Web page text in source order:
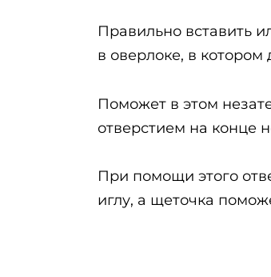
Правильно вставить
в оверлоке, в котором
Поможет в этом
отверстием на конце
При помощи этого
иглу, а щеточка